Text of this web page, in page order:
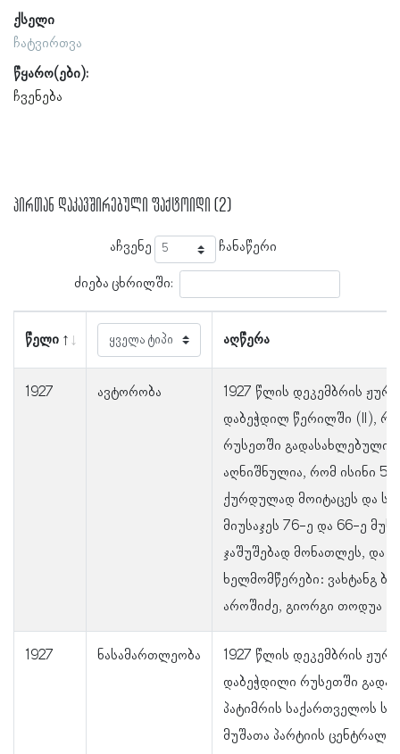
ქსელი
ჩატვირთვა
წყარო(ები):
ჩვენება
პირთან დაკავშირებული ფაქტოიდი (2)
აჩვენე ჩანაწერი
ძიება ცხრილში:
წელი აღწერა
1927 ავტორობა
1927 წლის დეკემბრის
დაბეჭდილ წერილში (II),
რუსეთში გადასახლებული
აღნიშნულია, რომ ისინი 5
ქურდულად მოიტაცეს და
მიუსაჯეს 76-ე და 66-ე
ჯაშუშებად მონათლეს, და
ხელმომწერები: ვახტანგ
აროშიძე, გიორგი თოდუა
1927 ნასამართლეობა
1927 წლის დეკემბრის
დაბეჭდილი რუსეთში
პატიმრის საქართველოს
მუშათა პარტიის